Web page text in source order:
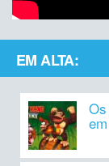
EM ALTA: